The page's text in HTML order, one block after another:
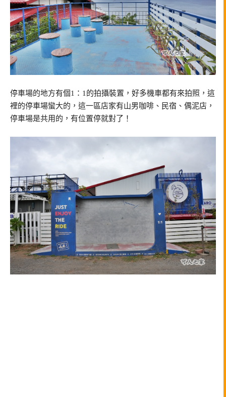
停車場的地方有個1：1的拍攝裝置，好多機車都有來拍照，這
裡的停車場蠻大的，這一區店家有山男咖啡、民宿、偶泥店，
停車場是共用的，有位置停就對了！